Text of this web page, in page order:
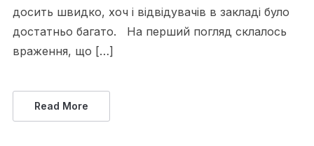
досить швидко, хоч і відвідувачів в закладі було
достатньо багато. На перший погляд склалось
враження, що […]
Read More